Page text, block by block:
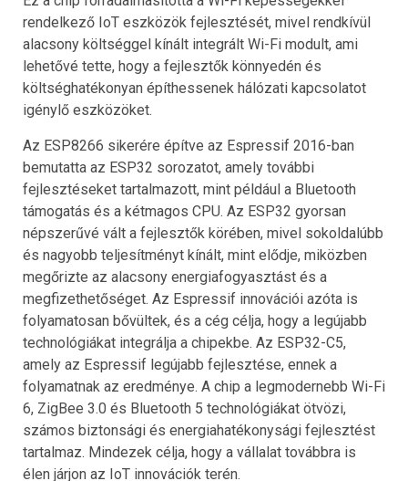
rendelkező IoT eszközök fejlesztését, mivel rendkívül
alacsony költséggel kínált integrált Wi-Fi modult, ami
lehetővé tette, hogy a fejlesztők könnyedén és
költséghatékonyan építhessenek hálózati kapcsolatot
igénylő eszközöket.
Az ESP8266 sikerére építve az Espressif 2016-ban
bemutatta az ESP32 sorozatot, amely további
fejlesztéseket tartalmazott, mint például a Bluetooth
támogatás és a kétmagos CPU. Az ESP32 gyorsan
népszerűvé vált a fejlesztők körében, mivel sokoldalúbb
és nagyobb teljesítményt kínált, mint elődje, miközben
megőrizte az alacsony energiafogyasztást és a
megfizethetőséget. Az Espressif innovációi azóta is
folyamatosan bővültek, és a cég célja, hogy a legújabb
technológiákat integrálja a chipekbe. Az ESP32-C5,
amely az Espressif legújabb fejlesztése, ennek a
folyamatnak az eredménye. A chip a legmodernebb Wi-Fi
6, ZigBee 3.0 és Bluetooth 5 technológiákat ötvözi,
számos biztonsági és energiahatékonysági fejlesztést
tartalmaz. Mindezek célja, hogy a vállalat továbbra is
élen járjon az IoT innovációk terén.